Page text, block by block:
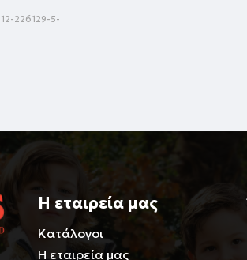
12-226129-5-
Η εταιρεία μας
Κατάλογοι
Η εταιρεία μας